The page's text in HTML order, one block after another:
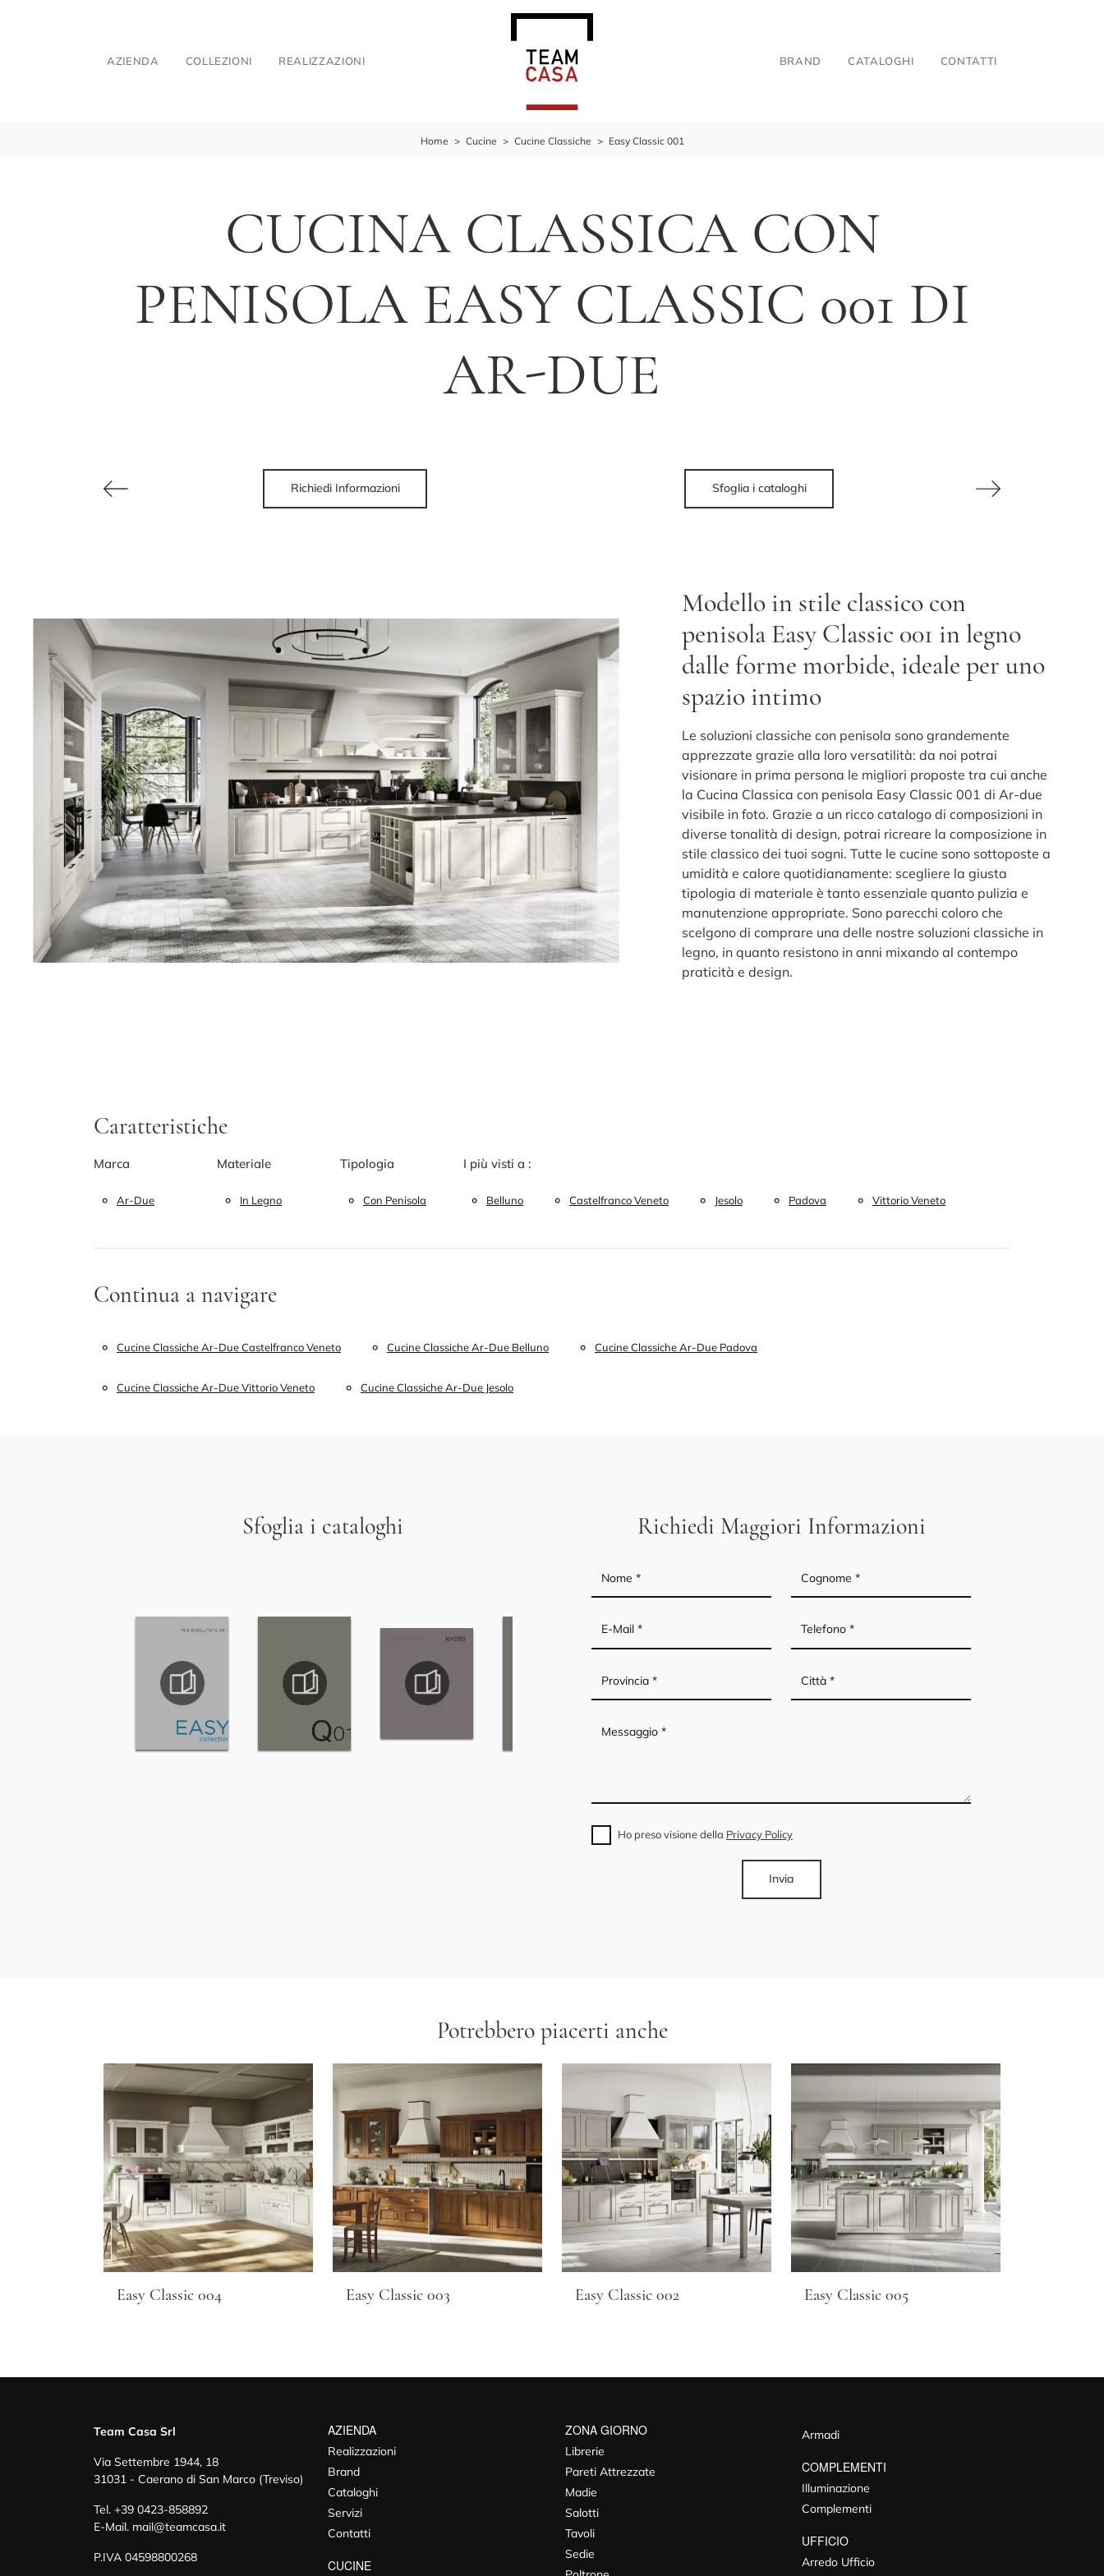
AZIENDA COLLEZIONI REALIZZAZIONI BRAND CATALOGHI CONTATTI
Home > Cucine > Cucine Classiche > Easy Classic 001
CUCINA CLASSICA CON
PENISOLA EASY CLASSIC 001 DI
AR-DUE
Richiedi Informazioni Sfoglia i cataloghi
Modello in stile classico con
penisola Easy Classic 001 in legno
dalle forme morbide, ideale per uno
spazio intimo
Le soluzioni classiche con penisola sono grandemente
apprezzate grazie alla loro versatilità: da noi potrai
visionare in prima persona le migliori proposte tra cui anche
la Cucina Classica con penisola Easy Classic 001 di Ar-due
visibile in foto. Grazie a un ricco catalogo di composizioni in
diverse tonalità di design, potrai ricreare la composizione in
stile classico dei tuoi sogni. Tutte le cucine sono sottoposte a
umidità e calore quotidianamente: scegliere la giusta
tipologia di materiale è tanto essenziale quanto pulizia e
manutenzione appropriate. Sono parecchi coloro che
scelgono di comprare una delle nostre soluzioni classiche in
legno, in quanto resistono in anni mixando al contempo
praticità e design.
Caratteristiche
Marca
Ar-Due
Materiale
In Legno
Tipologia
Con Penisola
I più visti a :
Belluno Castelfranco Veneto Jesolo Padova Vittorio Veneto
Continua a navigare
Cucine Classiche Ar-Due Castelfranco Veneto Cucine Classiche Ar-Due Belluno Cucine Classiche Ar-Due Padova
Cucine Classiche Ar-Due Vittorio Veneto Cucine Classiche Ar-Due Jesolo
Sfoglia i cataloghi Richiedi Maggiori Informazioni
Ho preso visione della Privacy Policy
Invia
Potrebbero piacerti anche
Easy Classic 004 Easy Classic 003 Easy Classic 002 Easy Classic 005
Team Casa Srl
Via Settembre 1944, 18
31031 - Caerano di San Marco (Treviso)
Tel. +39 0423-858892
E-Mail. mail@teamcasa.it
P.IVA 04598800268
AZIENDA
Realizzazioni
Brand
Cataloghi
Servizi
Contatti
CUCINE
ZONA GIORNO
Librerie
Pareti Attrezzate
Madie
Salotti
Tavoli
Sedie
Armadi
COMPLEMENTI
Illuminazione
Complementi
UFFICIO
Arredo Ufficio